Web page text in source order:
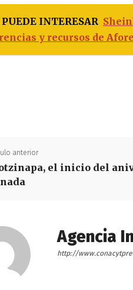
PUEDE INTERESAR
y recursos de
anterior
el inicio del
Agencia
http://